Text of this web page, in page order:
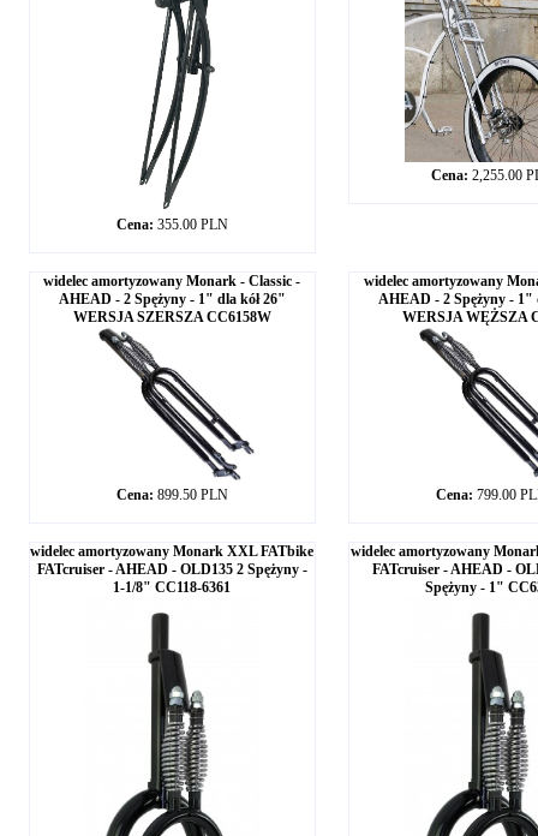
Cena: 355.00 PLN
Cena: 2,255.00
widelec amortyzowany Monark - Classic -
AHEAD - 2 Spężyny - 1" dla kół 26"
WERSJA SZERSZA CC6158W
Cena: 899.50 PLN
widelec amortyzowany
AHEAD - 2 Spężyny - 1"
WERSJA WĘŻSZA
Cena: 799.00
widelec amortyzowany Monark XXL FATbike
FATcruiser - AHEAD - OLD135 2 Spężyny -
1-1/8" CC118-6361
widelec amortyzowany
FATcruiser - AHEAD -
Spężyny - 1"